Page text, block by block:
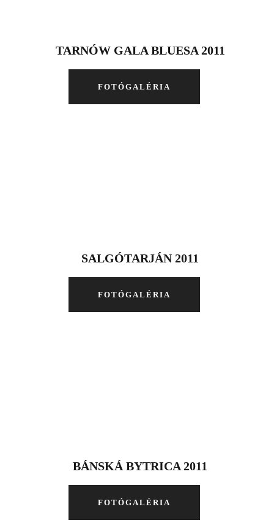
TARNÓW GALA BLUESA 2011
FOTÓGALÉRIA
SALGÓTARJÁN 2011
FOTÓGALÉRIA
BÁNSKÁ BYTRICA 2011
FOTÓGALÉRIA